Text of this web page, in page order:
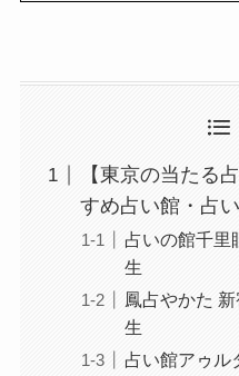
【東京の当たる
すめ占い館・占
占いの館千里
生
鳳占やかた
生
占い館アゥル